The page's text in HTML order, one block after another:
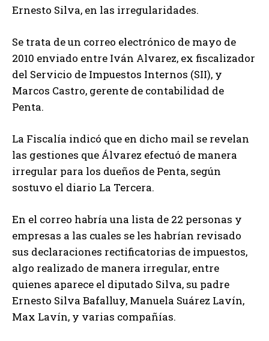
Ernesto Silva, en las irregularidades.
Se trata de un correo electrónico de mayo de
2010 enviado entre Iván Alvarez, ex fiscalizador
del Servicio de Impuestos Internos (SII), y
Marcos Castro, gerente de contabilidad de
Penta.
La Fiscalía indicó que en dicho mail se revelan
las gestiones que Álvarez efectuó de manera
irregular para los dueños de Penta, según
sostuvo el diario La Tercera.
En el correo habría una lista de 22 personas y
empresas a las cuales se les habrían revisado
sus declaraciones rectificatorias de impuestos,
algo realizado de manera irregular, entre
quienes aparece el diputado Silva, su padre
Ernesto Silva Bafalluy, Manuela Suárez Lavín,
Max Lavín, y varias compañías.